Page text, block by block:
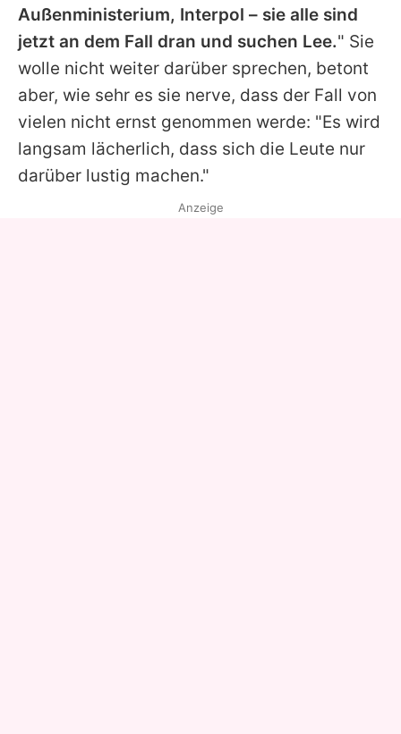
Außenministerium, Interpol – sie alle sind
jetzt an dem Fall dran und suchen Lee." Sie
wolle nicht weiter darüber sprechen, betont
aber, wie sehr es sie nerve, dass der Fall von
vielen nicht ernst genommen werde: "Es wird
langsam lächerlich, dass sich die Leute nur
darüber lustig machen."
Anzeige